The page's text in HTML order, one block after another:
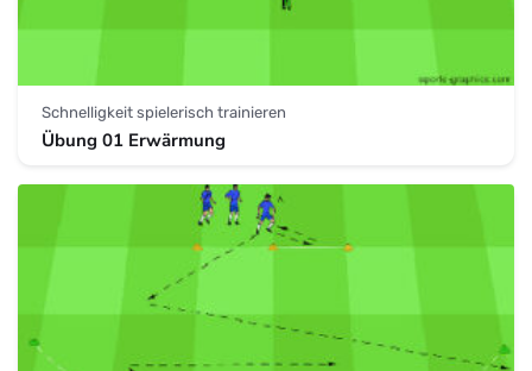
Schnelligkeit spielerisch trainieren
Übung 01 Erwärmung